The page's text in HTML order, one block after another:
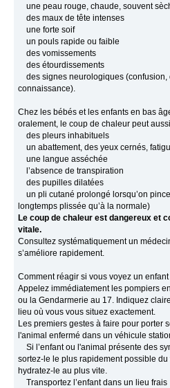
une peau rouge, chaude, souvent
des maux de tête intenses
une forte soif
un pouls rapide ou faible
des vomissements
des étourdissements
des signes neurologiques (confusion,
connaissance).
Chez les bébés et les enfants en bas
oralement, le coup de chaleur peut
des pleurs inhabituels
un abattement, des yeux cernés,
une langue asséchée
l’absence de transpiration
des pupilles dilatées
un pli cutané prolongé lorsqu’on
longtemps plissée qu’à la normale)
Le coup de chaleur est dangereux et
vitale.
Consultez systématiquement un
s’améliore rapidement.
Comment réagir si vous voyez un
Appelez immédiatement les pompiers
ou la Gendarmerie au 17. Indiquez
lieu où vous vous situez exactement.
Les premiers gestes à faire pour porter
l'animal enfermé dans un véhicule
Si l’enfant ou l'animal présente des
sortez‐le le plus rapidement possible
hydratez‐le au plus vite.
Transportez l’enfant dans un lieu frais